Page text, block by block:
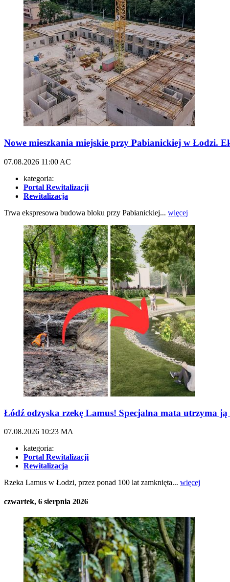
Nowe mieszkania miejskie przy Pabianickiej w Łodzi.
07.08.2026 11:00 AC
kategoria:
Portal Rewitalizacji
Rewitalizacja
Trwa ekspresowa budowa bloku przy Pabianickiej... więcej
Łódź odzyska rzekę Lamus! Specjalna mata
07.08.2026 10:23 MA
kategoria:
Portal Rewitalizacji
Rewitalizacja
Rzeka Lamus w Łodzi, przez ponad 100 lat zamknięta... więcej
czwartek, 6 sierpnia 2026